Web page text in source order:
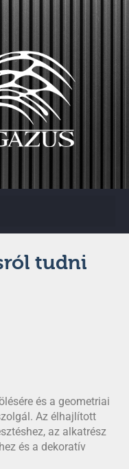
tudni
és a geometriai
Az élhajlított
az alkatrész
és a dekoratív